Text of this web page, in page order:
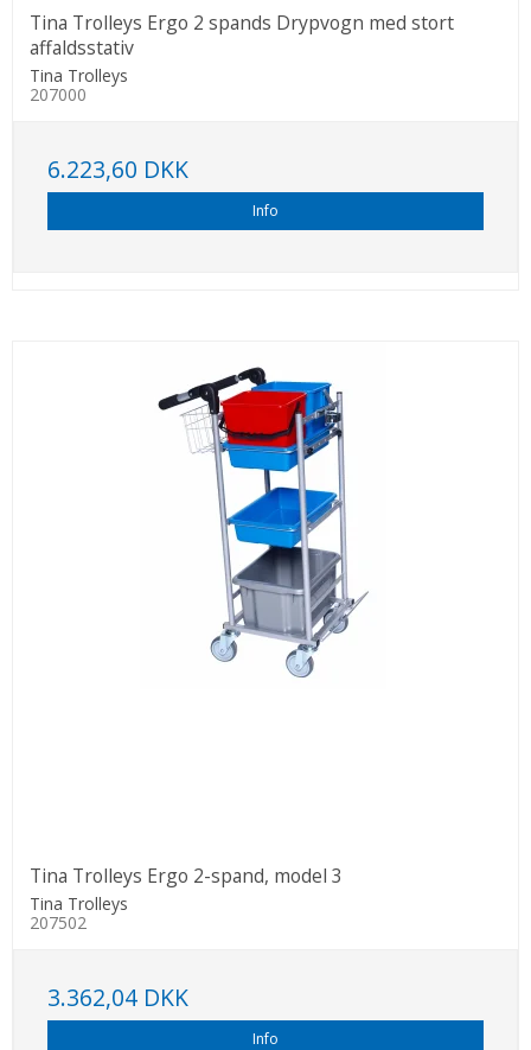
Tina Trolleys Ergo 2 spands Drypvogn med stort
affaldsstativ
Tina Trolleys
207000
6.223,60 DKK
Info
Tina Trolleys Ergo 2-spand, model 3
Tina Trolleys
207502
3.362,04 DKK
Info